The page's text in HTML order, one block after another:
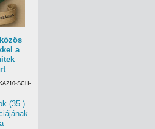
a
SCH-
(35.)